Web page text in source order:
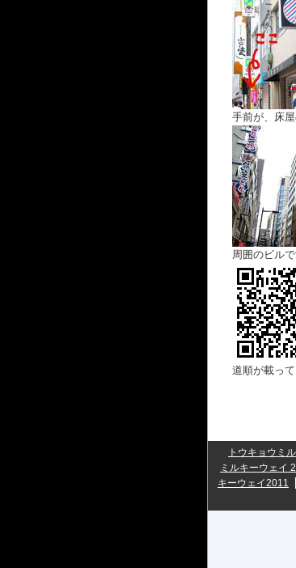
手前が、床
周囲のビル
道順が載っ
トウキョウミ
ミルキーウェイ
キーウェイ2011